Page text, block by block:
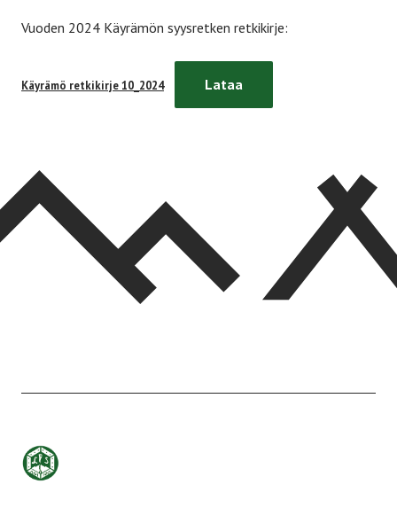
Vuoden 2024 Käyrämön syysretken retkikirje:
Käyrämö retkikirje 10_2024 Lataa
Etusivulle